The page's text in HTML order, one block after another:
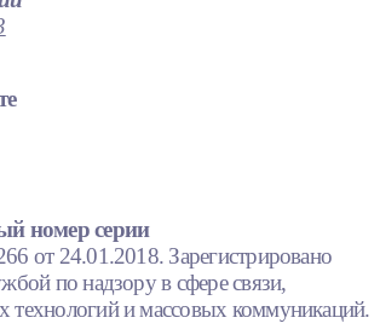
номер серии
от 24.01.2018. Зарегистрировано
по надзору в сфере связи,
и массовых коммуникаций.